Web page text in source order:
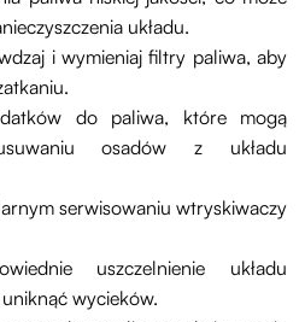
układu.
i wymieniaj filtry paliwa, aby
do paliwa, które mogą
osadów z układu
serwisowaniu wtryskiwaczy
uszczelnienie układu
wycieków.